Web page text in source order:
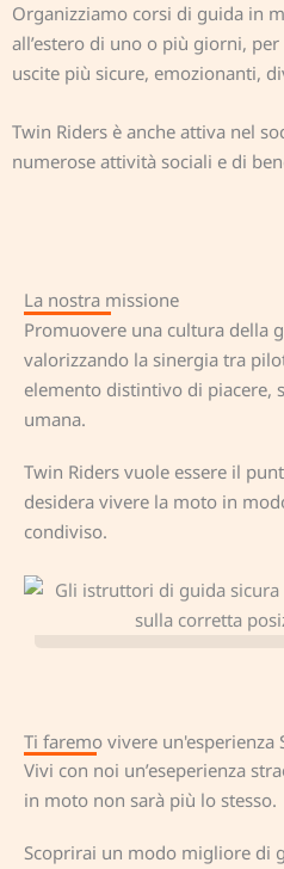
Organizziamo corsi di guida in
all’estero di uno o più giorni,
uscite più sicure, emozionanti,
Twin Riders è anche attiva nel
numerose attività sociali e di
La nostra missione
Promuovere una cultura della
valorizzando la sinergia tra
elemento distintivo di piacere,
umana.
Twin Riders vuole essere il
desidera vivere la moto in
condiviso.
Ti faremo vivere un'esperienza
Vivi con noi un’eseperienza
in moto non sarà più lo stesso.
Scoprirai un modo migliore di